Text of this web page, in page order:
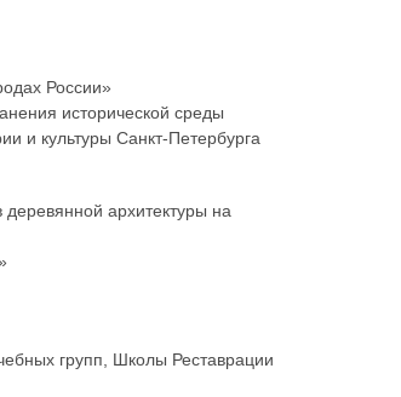
России»
исторической среды
и культуры Санкт-Петербурга
архитектуры на
групп, Школы Реставрации